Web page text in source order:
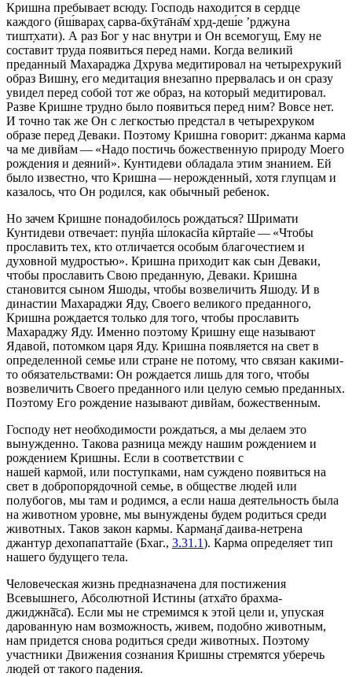
Кришна пребывает всюду. Господь находится в сердце
каждого (ӣш́варах̣ сарва-бхӯта̄на̄м̇ хр̣д-деш́е ’рджуна
тишт̣хати). А раз Бог у нас внутри и Он всемогущ, Ему не
составит труда появиться перед нами. Когда великий
преданный Махараджа Дхрува медитировал на четырехрукий
образ Вишну, его медитация внезапно прервалась и он сразу
увидел перед собой тот же образ, на который медитировал.
Разве Кришне трудно было появиться перед ним? Вовсе нет.
И точно так же Он с легкостью предстал в четырехруком
образе перед Деваки. Поэтому Кришна говорит: джанма карма
ча ме дивйам — «Надо постичь божественную природу Моего
рождения и деяний». Кунтидеви обладала этим знанием. Ей
было известно, что Кришна — нерожденный, хотя глупцам и
казалось, что Он родился, как обычный ребенок.
Но зачем Кришне понадобилось рождаться? Шримати
Кунтидеви отвечает: пун̣йа ш́локасйа кӣртайе — «Чтобы
прославить тех, кто отличается особым благочестием и
духовной мудростью». Кришна приходит как сын Деваки,
чтобы прославить Свою преданную, Деваки. Кришна
становится сыном Яшоды, чтобы возвеличить Яшоду. И в
династии Махараджи Яду, Своего великого преданного,
Кришна рождается только для того, чтобы прославить
Махараджу Яду. Именно поэтому Кришну еще называют
Ядавой, потомком царя Яду. Кришна появляется на свет в
определенной семье или стране не потому, что связан какими-
то обязательствами: Он рождается лишь для того, чтобы
возвеличить Своего преданного или целую семью преданных.
Поэтому Его рождение называют дивйам, божественным.
Господу нет необходимости рождаться, а мы делаем это
вынужденно. Такова разница между нашим рождением и
рождением Кришны. Если в соответствии с
нашей кармой, или поступками, нам суждено появиться на
свет в добропорядочной семье, в обществе людей или
полубогов, мы там и родимся, а если наша деятельность была
на животном уровне, мы вынуждены будем родиться среди
животных. Таков закон кармы. Карман̣а̄ даива-нетрена
джантур дехопапаттайе (Бхаг., 3.31.1). Карма определяет тип
нашего будущего тела.
Человеческая жизнь предназначена для постижения
Всевышнего, Абсолютной Истины (атха̄то брахма-
джиджн̃а̄са̄). Если мы не стремимся к этой цели и, упуская
дарованную нам возможность, живем, подобно животным,
нам придется снова родиться среди животных. Поэтому
участники Движения сознания Кришны стремятся уберечь
людей от такого падения.